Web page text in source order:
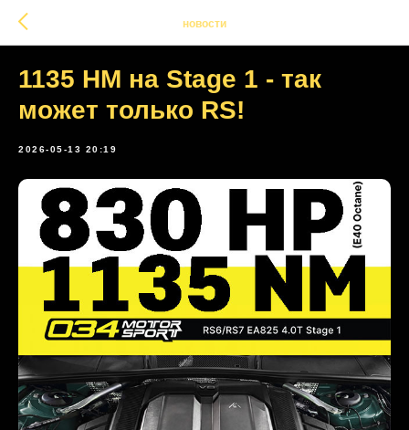
новости
1135 НМ на Stage 1 - так
может только RS!
2026-05-13 20:19